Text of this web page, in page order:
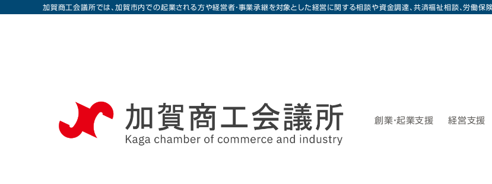
加賀商工会議所では、加賀市内での起業される方や経営者・事業承継を対象とした経営に関する相談や資金調達、共済福祉相談、労働保
創業・起業支援 経営支援